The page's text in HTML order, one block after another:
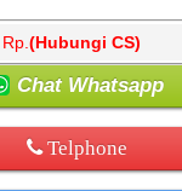
Rp. (Hubungi CS)
Chat Whatsapp
Telphone